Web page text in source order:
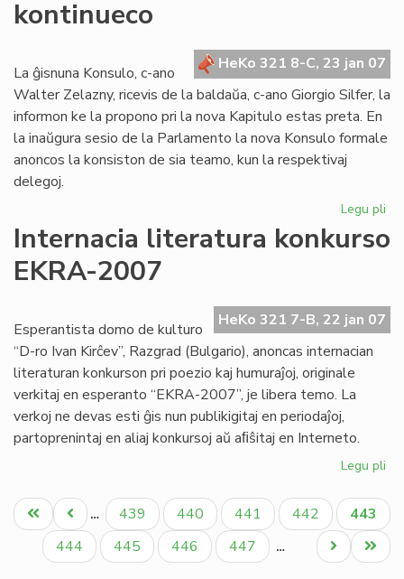
en
kontinueco
HeKo 321 8-C, 23 jan 07
La ĝisnuna Konsulo, c-ano
Walter Zelazny, ricevis de la baldaŭa, c-ano Giorgio Silfer, la
informon ke la propono pri la nova Kapitulo estas preta. En
la inaŭgura sesio de la Parlamento la nova Konsulo formale
anoncos la konsiston de sia teamo, kun la respektivaj
delegoj.
Legu pli
de
Internacia literatura konkurso
EKRA-2007
HeKo 321 7-B, 22 jan 07
Esperantista domo de kulturo
“D-ro Ivan Kirĉev”, Razgrad (Bulgario), anoncas internacian
literaturan konkurson pri poezio kaj humuraĵoj, originale
verkitaj en esperanto “EKRA-2007”, je libera temo. La
verkoj ne devas esti ĝis nun publikigitaj en periodaĵoj,
partoprenintaj en aliaj konkursoj aŭ aﬁŝitaj en Interneto.
Legu pli
Pagination
Unua
paĝo
Antaŭa
paĝo
… Paĝo
439 Paĝo
440 Paĝo
441 Paĝo
442
Aktuala
paĝo
443
Paĝo
444 Paĝo
445 Paĝo
446 Paĝo
447 …
Last
page
Next
page